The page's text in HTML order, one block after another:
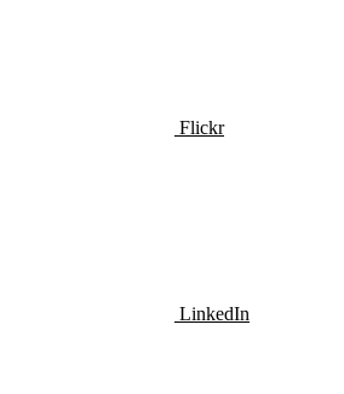
Flickr
LinkedIn